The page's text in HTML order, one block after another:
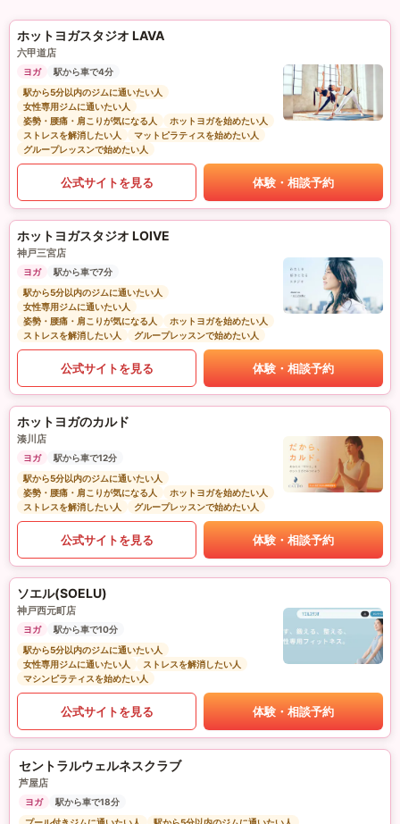
ホットヨガスタジオ LAVA
六甲道店
ヨガ
駅から車で4分
駅から5分以内のジムに通いたい人
女性専用ジムに通いたい人
姿勢・腰痛・肩こりが気になる人
ホットヨガを始めたい人
ストレスを解消したい人
マットピラティスを始めたい人
グループレッスンで始めたい人
公式サイトを見る 体験・相談予約
ホットヨガスタジオ LOIVE
神戸三宮店
ヨガ
駅から車で7分
駅から5分以内のジムに通いたい人
女性専用ジムに通いたい人
姿勢・腰痛・肩こりが気になる人
ホットヨガを始めたい人
ストレスを解消したい人
グループレッスンで始めたい人
公式サイトを見る 体験・相談予約
ホットヨガのカルド
湊川店
ヨガ
駅から車で12分
駅から5分以内のジムに通いたい人
姿勢・腰痛・肩こりが気になる人
ホットヨガを始めたい人
ストレスを解消したい人
グループレッスンで始めたい人
公式サイトを見る 体験・相談予約
ソエル(SOELU)
神戸西元町店
ヨガ
駅から車で10分
駅から5分以内のジムに通いたい人
女性専用ジムに通いたい人
ストレスを解消したい人
マシンピラティスを始めたい人
公式サイトを見る 体験・相談予約
セントラルウェルネスクラブ
芦屋店
ヨガ
駅から車で18分